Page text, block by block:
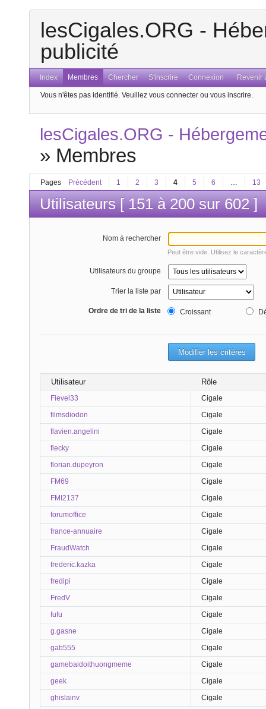
lesCigales.ORG -
publicité
Index Membres Chercher S'inscrire Connexion Revenir
Vous n'êtes pas identifié. Veuillez vous connecter ou vous inscrire.
lesCigales.ORG -
» Membres
Pages Précédent 1 2 3 4 5 6 13
Utilisateurs [ 151 à 200 sur 602 ]
Nom à rechercher
Peut être vide. Utilisez le
Utilisateurs du groupe
Trier la liste par
Ordre de tri de la liste Croissant
Utilisateur Rôle
Fievel33
Cigale
filmsdiodon
Cigale
flavien.angelini
Cigale
flecky
Cigale
florian.dupeyron
Cigale
FM69
Cigale
FMI2137
Cigale
forumoffice
Cigale
france-annuaire
Cigale
FraudWatch
Cigale
frederic.kazka
Cigale
fredipi
Cigale
FredV
Cigale
fufu
Cigale
g.gasne
Cigale
gab555
Cigale
gamebaidoithuongmeme
Cigale
geek
Cigale
ghislainv
Cigale